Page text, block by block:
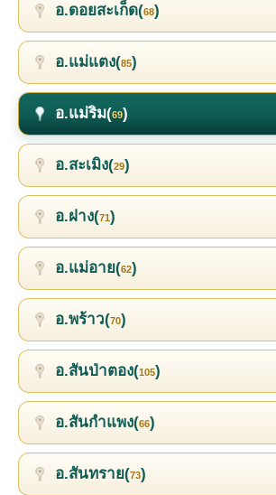
อ.ดอยสะเก็ด(68)
อ.แม่แตง(85)
อ.แม่ริม(69)
อ.สะเมิง(29)
อ.ฝาง(71)
อ.แม่อาย(62)
อ.พร้าว(70)
อ.สันป่าตอง(105)
อ.สันกำแพง(66)
อ.สันทราย(73)